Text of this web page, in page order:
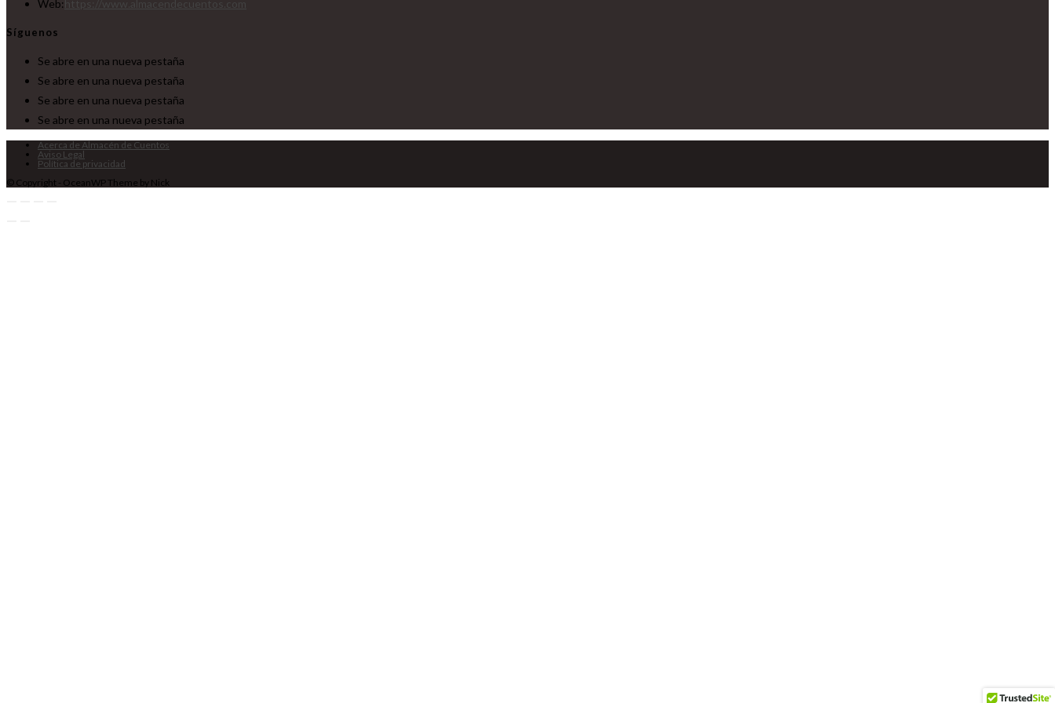
Web:
Síguenos
Se abre en una nueva pestaña
Se abre en una nueva pestaña
Se abre en una nueva pestaña
Se abre en una nueva pestaña
Acerca de Almacén de Cuentos
Aviso Legal
Política de privacidad
© Copyright - OceanWP Theme by Nick